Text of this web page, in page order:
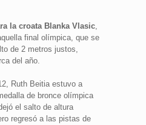
la croata Blanka Vlasic,
final olímpica, que se
de 2 metros justos,
del año.
Ruth Beitia estuvo a
de bronce olímpica
el salto de altura
regresó a las pistas de